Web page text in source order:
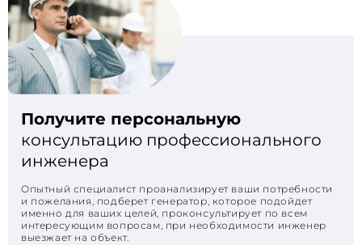
Получите персональную
консультацию профессионального
инженера
Опытный специалист проанализирует ваши потребности
и пожелания, подберет генератор, которое подойдет
именно для ваших целей, проконсультирует по всем
интересующим вопросам, при необходимости инженер
выезжает на объект.